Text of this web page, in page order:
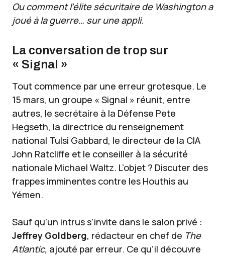
Ou comment l’élite sécuritaire de Washington a
joué à la guerre… sur une appli.
La conversation de trop sur
« Signal »
Tout commence par une erreur grotesque. Le
15 mars, un groupe « Signal » réunit, entre
autres, le secrétaire à la Défense Pete
Hegseth, la directrice du renseignement
national Tulsi Gabbard, le directeur de la CIA
John Ratcliffe et le conseiller à la sécurité
nationale Michael Waltz. L’objet ? Discuter des
frappes imminentes contre les Houthis au
Yémen.
Sauf qu’un intrus s’invite dans le salon privé :
Jeffrey Goldberg, rédacteur en chef de The
Atlantic, ajouté par erreur. Ce qu’il découvre